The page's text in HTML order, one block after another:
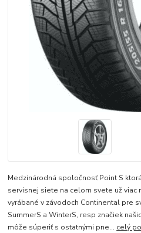
Medzinárodná spoločnosť Point S
servisnej siete na celom svete už viac
vyrábané v závodoch Continental pre
SummerS a WinterS, resp značiek
môže súperiť s ostatnými pne... celý